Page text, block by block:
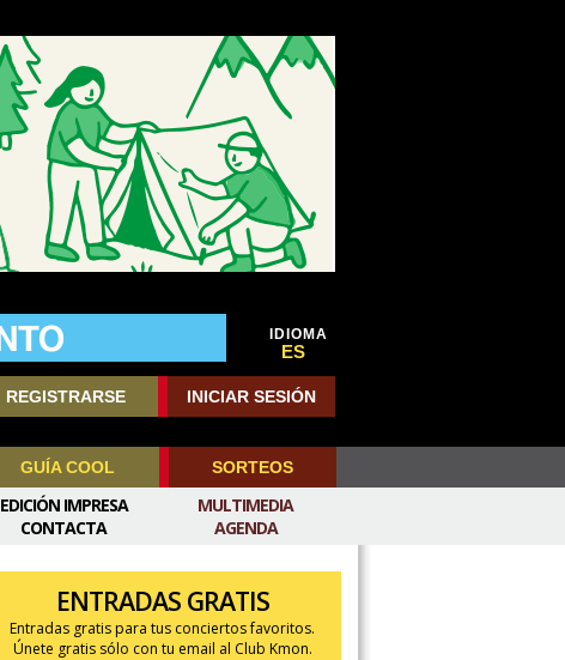
IDIOMA
ES
REGISTRARSE INICIAR SESIÓN
GUÍA COOL SORTEOS
MULTIMEDIA
AGENDA
EDICIÓN IMPRESA
CONTACTA
ENTRADAS GRATIS
Entradas gratis para tus conciertos favoritos.
Únete gratis sólo con tu email al Club Kmon.